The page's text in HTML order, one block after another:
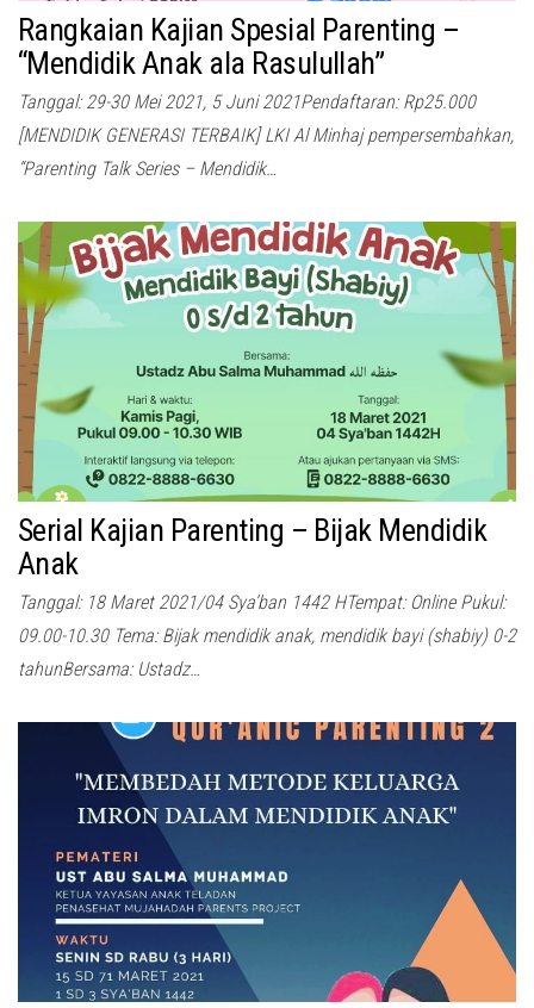
Rangkaian Kajian Spesial Parenting –
“Mendidik Anak ala Rasulullah”
Tanggal: 29-30 Mei 2021, 5 Juni 2021Pendaftaran: Rp25.000
[MENDIDIK GENERASI TERBAIK] LKI Al Minhaj pempersembahkan,
“Parenting Talk Series – Mendidik…
Serial Kajian Parenting – Bijak Mendidik
Anak
Tanggal: 18 Maret 2021/04 Sya’ban 1442 HTempat: Online Pukul:
09.00-10.30 Tema: Bijak mendidik anak, mendidik bayi (shabiy) 0-2
tahunBersama: Ustadz…